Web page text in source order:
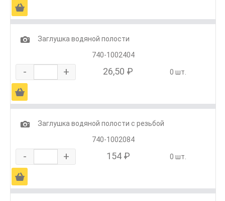
Ä
1
Заглушка водяной полости
740-1002404
- + 26,50 ₽ 0 шт.
Ä
1
Заглушка водяной полости с резьбой
740-1002084
- + 154 ₽ 0 шт.
Ä